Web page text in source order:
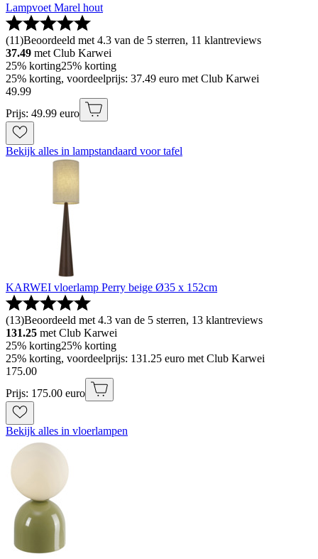
Lampvoet Marel hout
(11)Beoordeeld met 4.3 van de 5 sterren, 11 klantreviews
37.49 met Club Karwei
25% korting25% korting
25% korting, voordeelprijs: 37.49 euro met Club Karwei
49.99
Prijs: 49.99 euro
Bekijk alles in lampstandaard voor tafel
KARWEI vloerlamp Perry beige Ø35 x 152cm
(13)Beoordeeld met 4.3 van de 5 sterren, 13 klantreviews
131.25 met Club Karwei
25% korting25% korting
25% korting, voordeelprijs: 131.25 euro met Club Karwei
175.00
Prijs: 175.00 euro
Bekijk alles in vloerlampen